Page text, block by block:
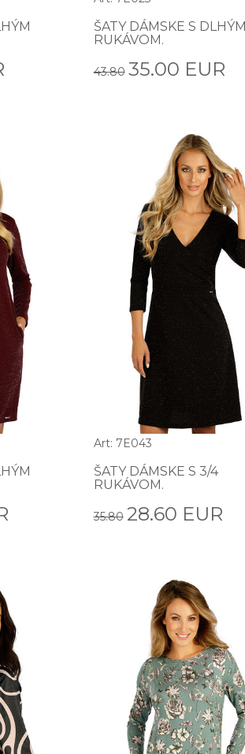
ŠATY DÁMSKE S DLHÝM
RUKÁVOM.
43.80 35.00 EUR
Art: 7E043
ŠATY DÁMSKE S 3/4
RUKÁVOM.
35.80 28.60 EUR